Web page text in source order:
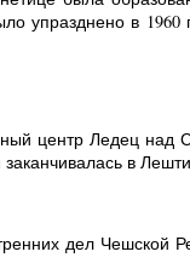
упразднено в
центр Ледец над
в
дел Чешской